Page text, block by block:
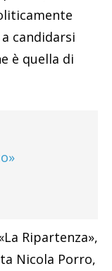
candidarsi
è quella di
Ripartenza»,
Nicola Porro,